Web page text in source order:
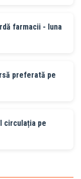
farmacii - luna
preferată pe
circulația pe